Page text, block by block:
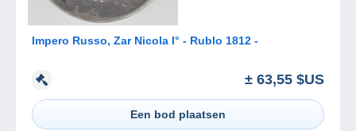
Impero Russo, Zar Nicola I° - Rublo 1812 -
± 63,55 $US
Een bod plaatsen